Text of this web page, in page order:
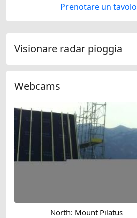
Prenotare un tavolo
Visionare radar pioggia
Webcams
North: Mount Pilatus